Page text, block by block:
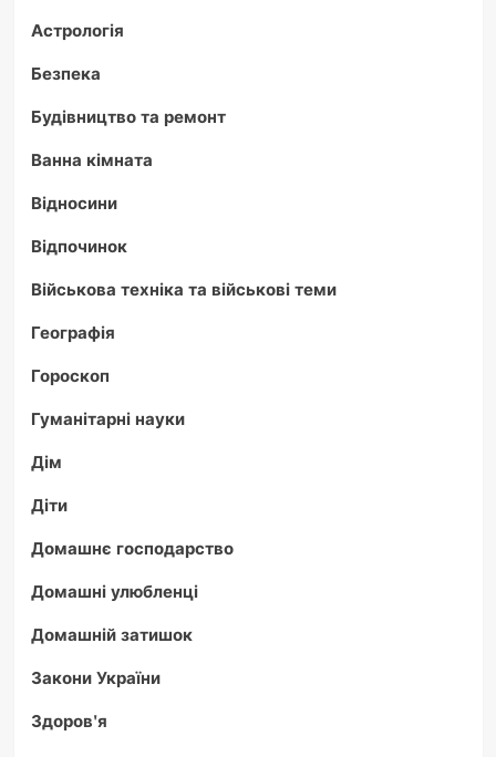
Астрологія
Безпека
Будівництво та ремонт
Ванна кімната
Відносини
Відпочинок
Військова техніка та військові теми
Географія
Гороскоп
Гуманітарні науки
Дім
Діти
Домашнє господарство
Домашні улюбленці
Домашній затишок
Закони України
Здоров'я